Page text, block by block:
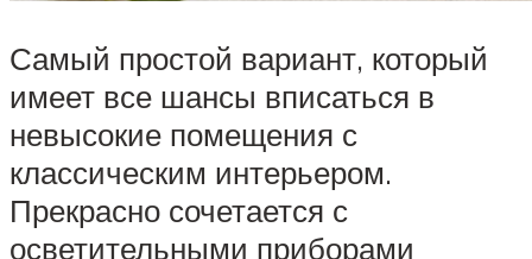
Самый простой вариант, который
имеет все шансы вписаться в
невысокие помещения с
классическим интерьером.
Прекрасно сочетается с
осветительными приборами